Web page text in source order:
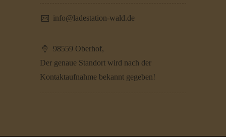
info@ladestation-wald.de
98559 Oberhof,
Der genaue Standort wird nach der
Kontaktaufnahme bekannt gegeben!